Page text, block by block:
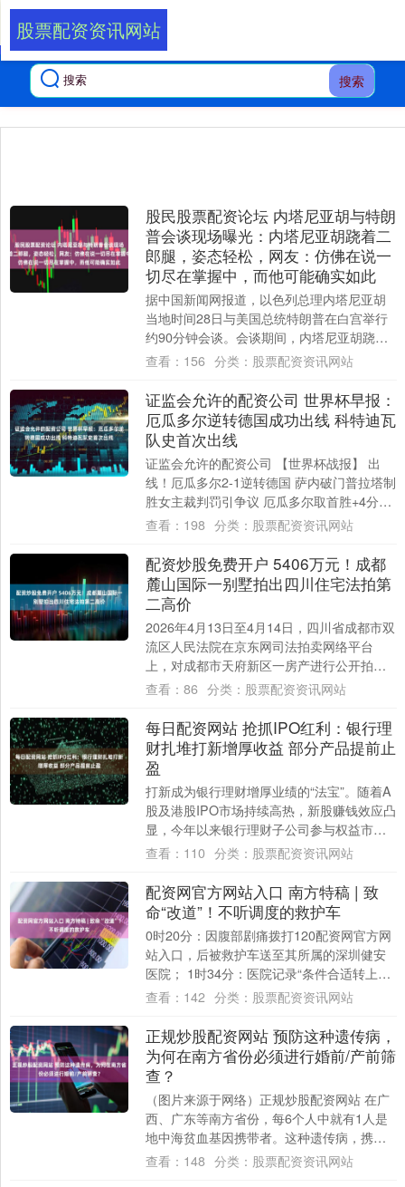
搜索
股票配资资讯网站
股民股票配资论坛 内塔尼亚胡与特朗
普会谈现场曝光：内塔尼亚胡跷着二
郎腿，姿态轻松，网友：仿佛在说一
切尽在掌握中，而他可能确实如此
据中国新闻网报道，以色列总理内塔尼亚胡
当地时间28日与美国总统特朗普在白宫举行
约90分钟会谈。会谈期间，内塔尼亚胡跷二
郎腿，表现出轻松姿态。该行为引发外国网
查看： 156 分类： 股票配资资讯网站
证监会允许的配资公司 世界杯早报：
厄瓜多尔逆转德国成功出线 科特迪瓦
队史首次出线
证监会允许的配资公司 【世界杯战报】 出
线！厄瓜多尔2-1逆转德国 萨内破门普拉塔制
胜女主裁判罚引争议 厄瓜多尔取首胜+4分确
定出线！萨内破门，安古洛、普拉塔连....
查看： 198 分类： 股票配资资讯网站
配资炒股免费开户 5406万元！成都
麓山国际一别墅拍出四川住宅法拍第
二高价
2026年4月13日至4月14日，四川省成都市双
流区人民法院在京东网司法拍卖网络平台
上，对成都市天府新区一房产进行公开拍
卖，建筑面积857.5平方米，竞买人以5....
查看： 86 分类： 股票配资资讯网站
每日配资网站 抢抓IPO红利：银行理
财扎堆打新增厚收益 部分产品提前止
盈
打新成为银行理财增厚业绩的“法宝”。随着A
股及港股IPO市场持续高热，新股赚钱效应凸
显，今年以来银行理财子公司参与权益市场
的频次显著提高。据深交所数据，截至5月....
查看： 110 分类： 股票配资资讯网站
配资网官方网站入口 南方特稿 | 致
命“改道”！不听调度的救护车
0时20分：因腹部剧痛拨打120配资网官方网
站入口，后被救护车送至其所属的深圳健安
医院； 1时34分：医院记录“条件合适转上级
医院进一步治疗”，但转院未执行； ....
查看： 142 分类： 股票配资资讯网站
正规炒股配资网站 预防这种遗传病，
为何在南方省份必须进行婚前/产前筛
查？
（图片来源于网络）正规炒股配资网站 在广
西、广东等南方省份，每6个人中就有1人是
地中海贫血基因携带者。这种遗传病，携带
者可能没有任何症状，却可能在在下一代身
查看： 148 分类： 股票配资资讯网站